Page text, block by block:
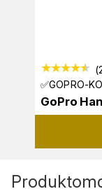
(
✅GOPRO-
GoPro